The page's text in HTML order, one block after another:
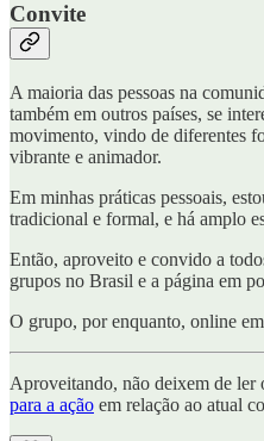
Convite
A maioria das pessoas na
também em outros países, se
movimento, vindo de diferentes
vibrante e animador.
Em minhas práticas pessoais,
tradicional e formal, e há amplo
Então, aproveito e convido a
grupos no Brasil e a página em
O grupo, por enquanto, online
Aproveitando, não deixem de ler
para a ação em relação ao atual